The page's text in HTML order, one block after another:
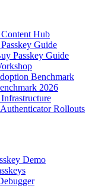
Hub
Guide
Passkey Guide
Benchmark
2026
Rollouts
Demo